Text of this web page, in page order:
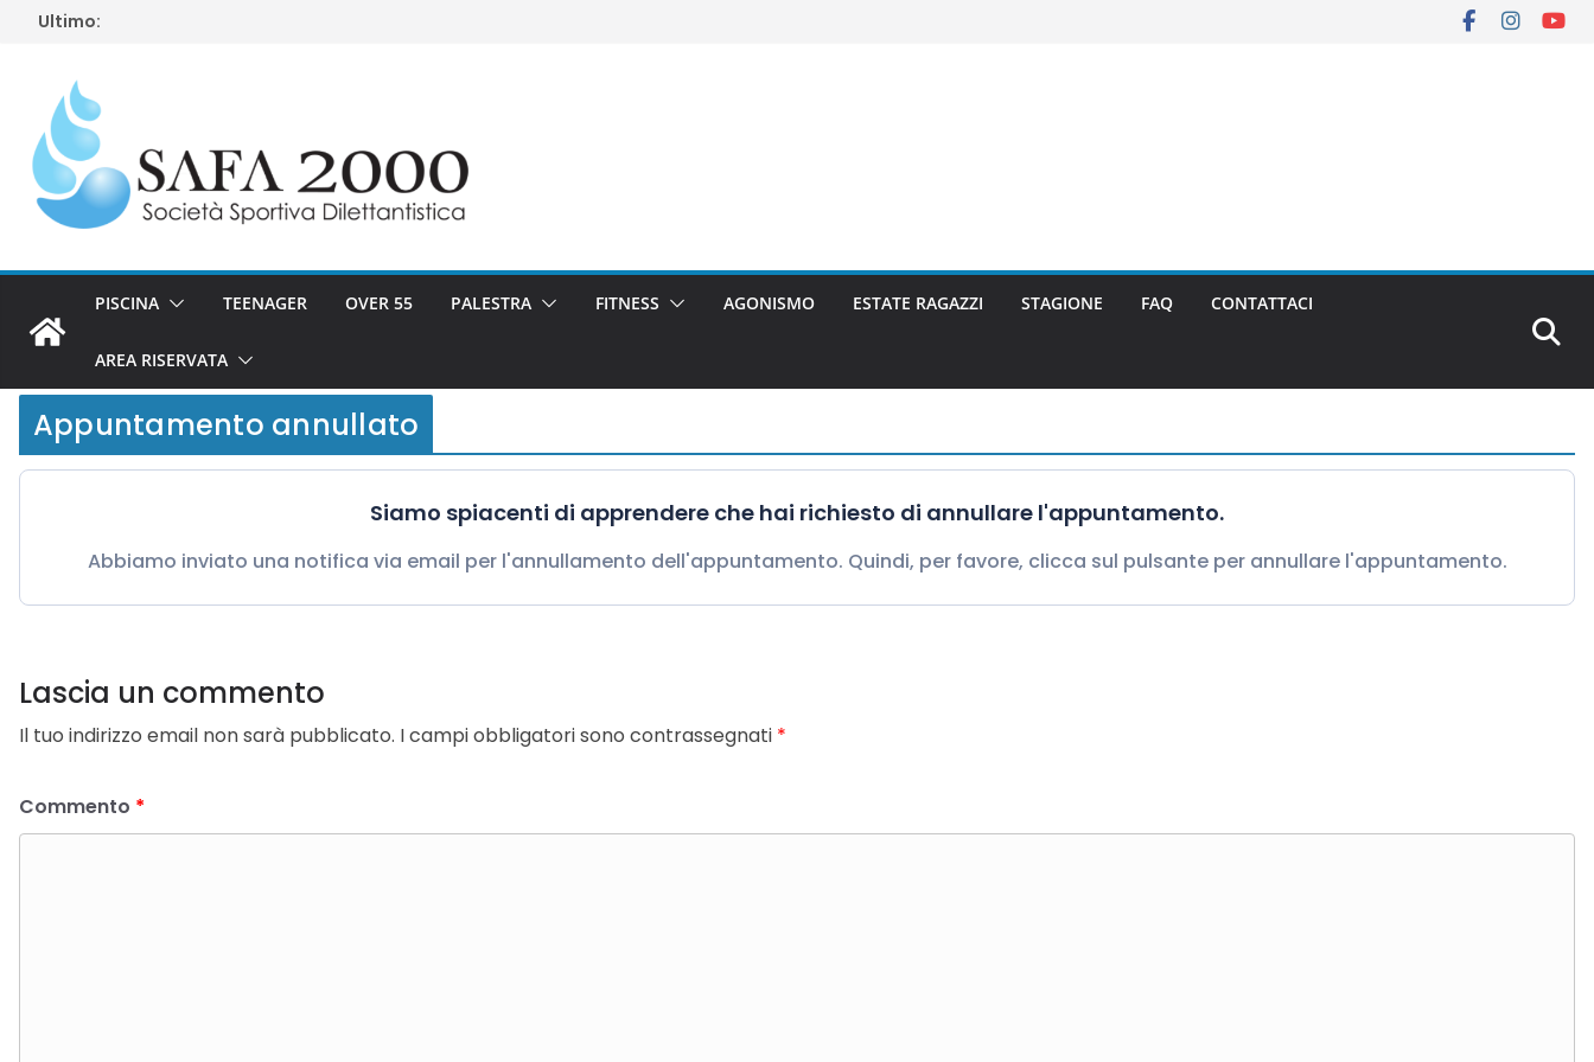
SaltaUltimo:
PISCINA TEENAGER OVER 55 PALESTRA FITNESS AGONISMO ESTATE RAGAZZI STAGIONE FAQ CONTATTACI
AREA RISERVATA
Appuntamento annullato
Siamo spiacenti di apprendere che hai richiesto di annullare l'appuntamento.
Abbiamo inviato una notifica via email per l'annullamento dell'appuntamento. Quindi, per favore, clicca sul pulsante per annullare l'appuntamento.
Lascia un commento
Il tuo indirizzo email non sarà pubblicato. I campi obbligatori sono contrassegnati *
Commento *